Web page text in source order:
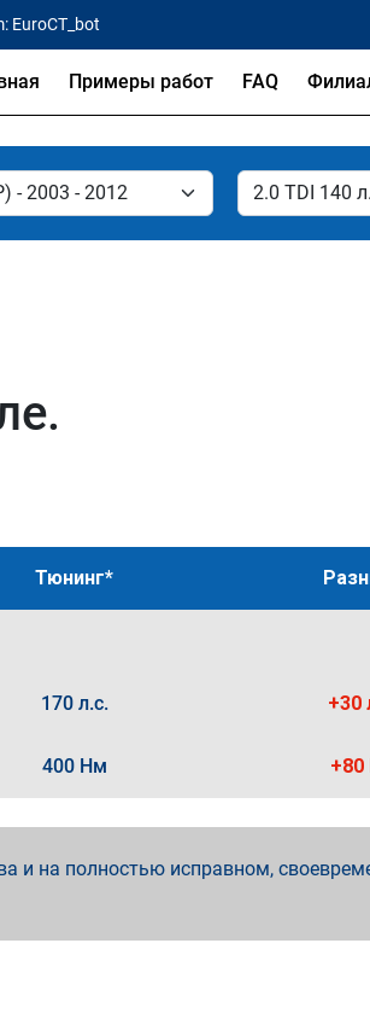
EuroCT_bot
Примеры работ FAQ
Тюнинг*
170 л.с. +30
400 Нм
и на полностью исправном,